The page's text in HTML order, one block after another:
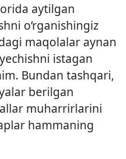
aytilgan
o’rganishingiz
maqolalar aynan
istagan
Bundan tashqari,
berilgan
muharrirlarini
hammaning